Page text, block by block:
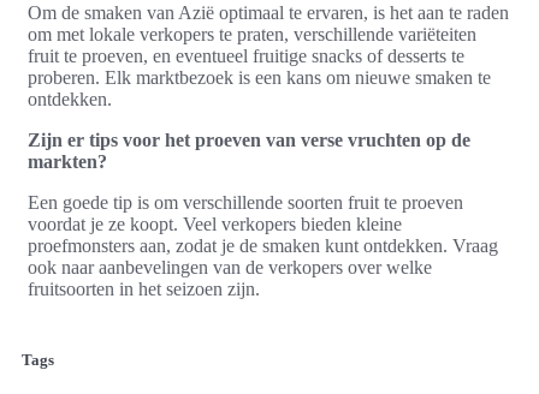
Om de smaken van Azië optimaal te ervaren, is het aan te raden
om met lokale verkopers te praten, verschillende variëteiten
fruit te proeven, en eventueel fruitige snacks of desserts te
proberen. Elk marktbezoek is een kans om nieuwe smaken te
ontdekken.
Zijn er tips voor het proeven van verse vruchten op de
markten?
Een goede tip is om verschillende soorten fruit te proeven
voordat je ze koopt. Veel verkopers bieden kleine
proefmonsters aan, zodat je de smaken kunt ontdekken. Vraag
ook naar aanbevelingen van de verkopers over welke
fruitsoorten in het seizoen zijn.
Tags